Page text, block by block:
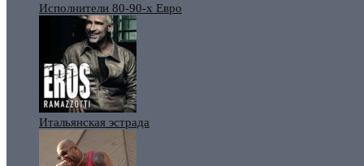
Исполнители 80-90-х Евро
Итальянская эстрада